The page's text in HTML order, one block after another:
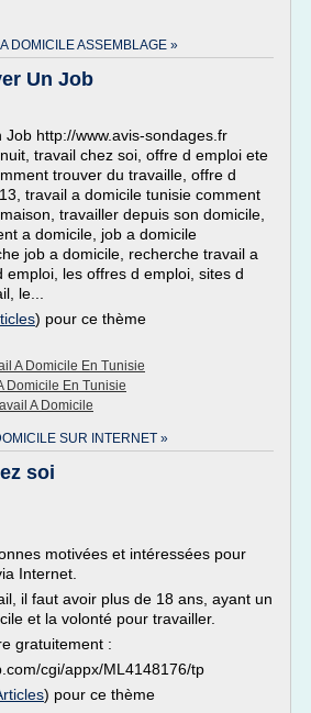
DOMICILE ASSEMBLAGE »
Un Job
Job http://www.avis-sondages.fr
travail chez soi, offre d emploi ete
trouver du travaille, offre d
travail a domicile tunisie comment
travailler depuis son domicile,
a domicile, job a domicile
job a domicile, recherche travail a
emploi, les offres d emploi, sites d
le...
) pour ce thème
A Domicile En Tunisie
Domicile En Tunisie
A Domicile
SUR INTERNET »
soi
motivées et intéressées pour
Internet.
il faut avoir plus de 18 ans, ayant un
et la volonté pour travailler.
gratuitement :
cgi/appx/ML4148176/tp
) pour ce thème